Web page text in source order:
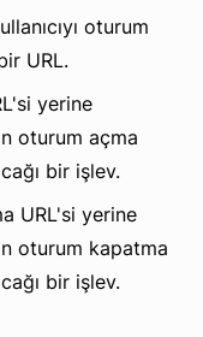
oturum
URL.
yerine
oturum açma
bir işlev.
URL'si yerine
oturum kapatma
bir işlev.